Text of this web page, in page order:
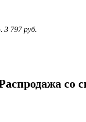
3 797 руб.
со